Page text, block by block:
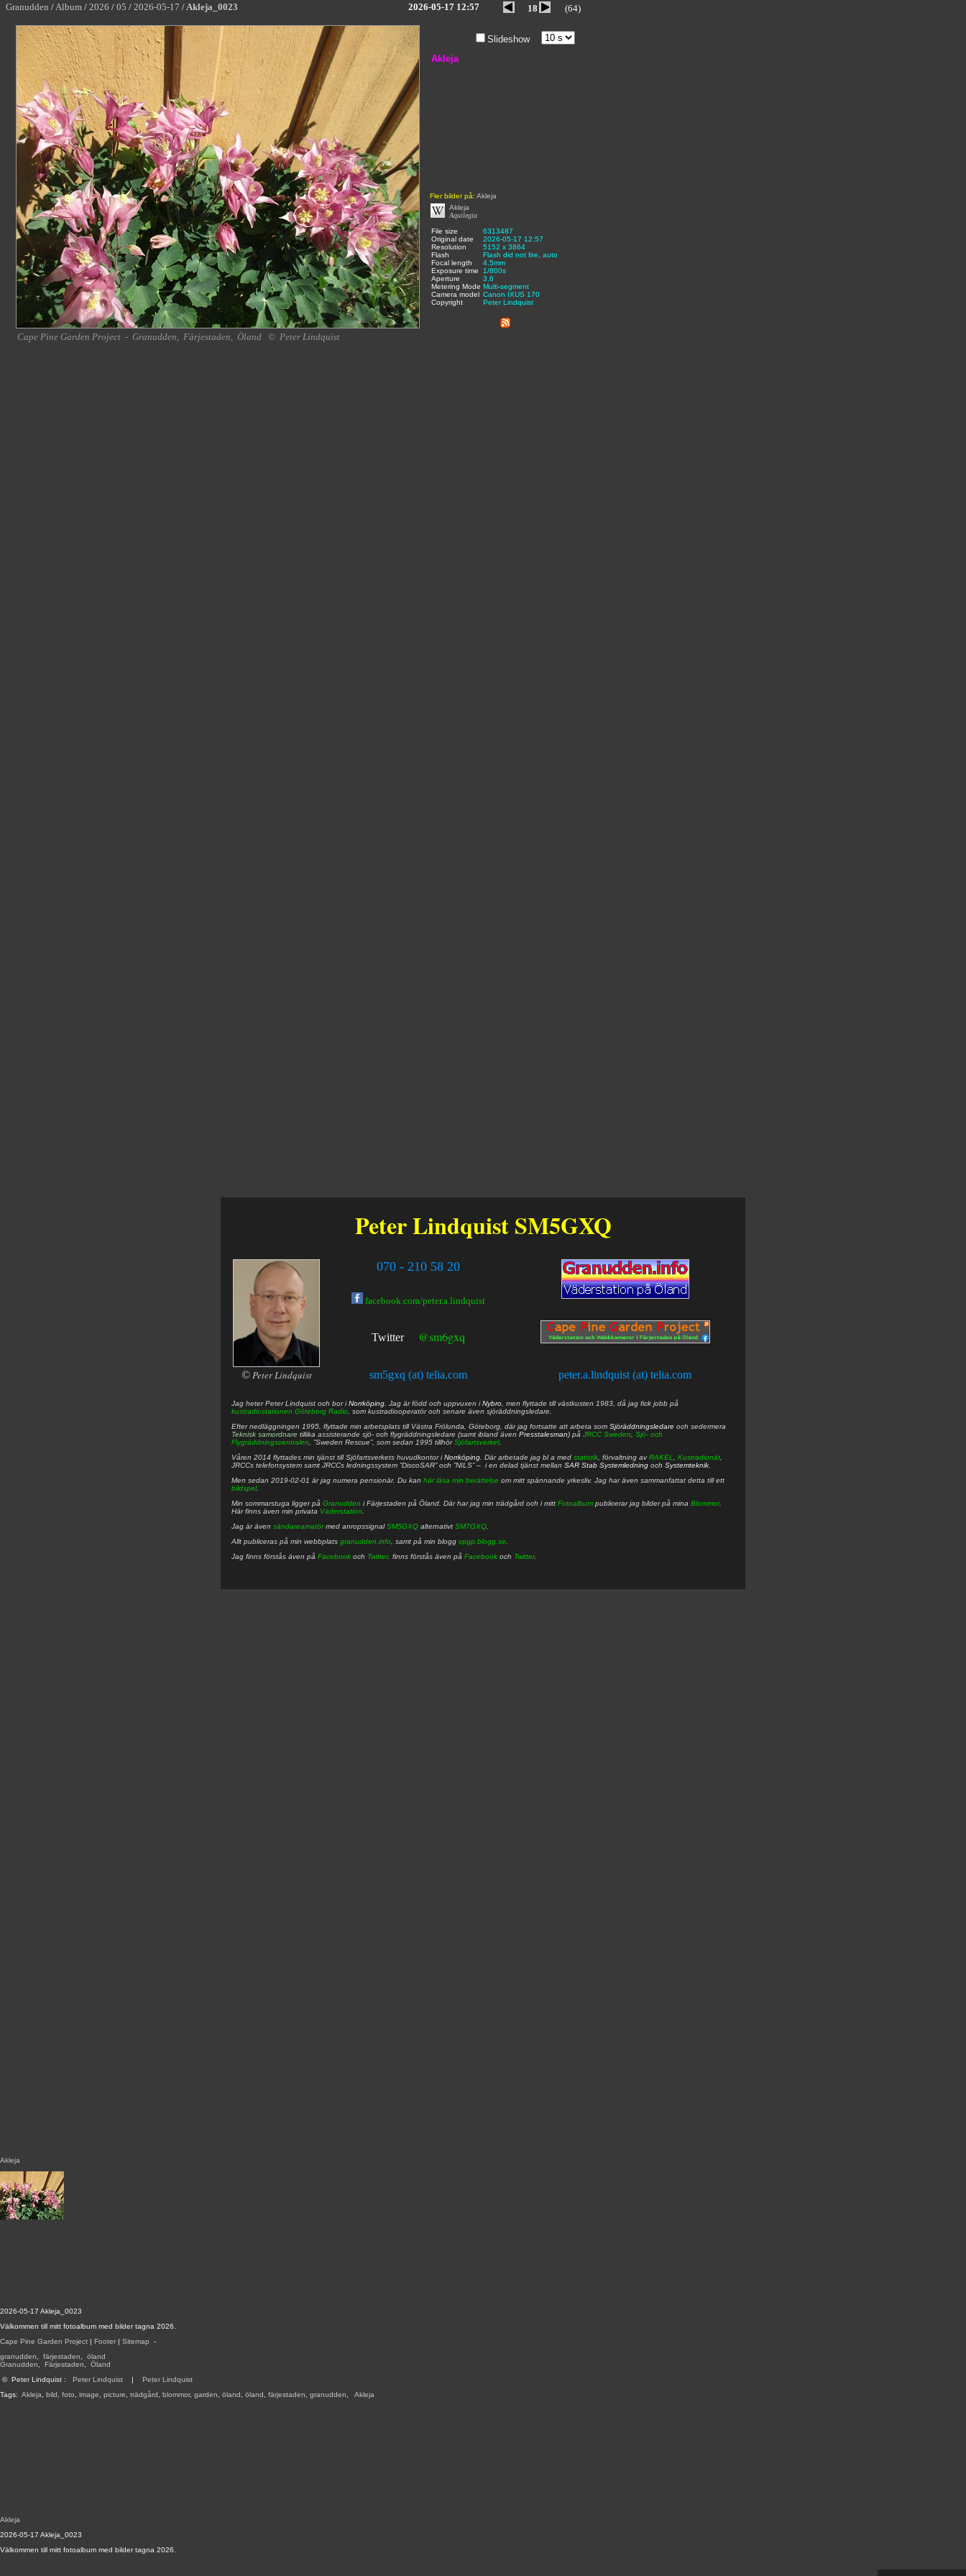
Granudden /Album / 2026 / 05 / 2026-05-17 /Akleja_0023 2026-05-17 12:57 18 (64)
Slideshow
Akleja
2026-05-17 Akleja_0023
Välkommen till mitt fotoalbum med bilder tagna 2026.
Cape Pine Garden Project | Footer | Sitemap -
granudden
färjestaden
öland
Granudden
Färjestaden
Öland
© Peter Lindquist : Peter Lindquist | Peter Lindquist
Tags: Akleja bild foto image picture trädgård blommor, garden öland öland färjestaden granudden Akleja
Akleja
Fler bilder på: Akleja
Akleja
Aquilegia
File size
6313487
Original date
2026-05-17 12:57
Resolution
5152 x 3864
Flash
Flash did not fire, auto
Focal length
4.5mm
Exposure time
1/800s
Aperture
3.6
Metering Mode Multi-segment
Camera model Canon IXUS 170
Copyright
Peter Lindquist
Akleja
2026-05-17 Akleja_0023
Välkommen till mitt fotoalbum med bilder tagna 2026.
Cape Pine Garden Project - Granudden, Färjestaden, Öland © Peter Lindquist
Peter Lindquist SM5GXQ
© Peter Lindquist
070 - 210 58 20
facebook.com/peter.a.lindquist
Twitter @sm6gxq
sm5gxq (at) telia.com peter.a.lindquist (at) telia.com
Jag heterPeter Lindquist och bor iNorrköping . Jag är född och uppvuxen iNybro , men flyttade till västkusten 1983, då jag fick jobb på
kustradiostationen Göteborg Radio , som kustradiooperatör och senare även sjöräddningsledare.
Efter nedläggningen 1995, flyttade min arbetsplats till Västra Frölunda, Göteborg, där jag fortsatte att arbeta som Sjöräddningsledare och sedermera
Teknisk samordnare tillika assisterande sjö- och flygräddningsledare (samt ibland även Presstalesman) på JRCC Sweden
Sjö- och
Flygräddningscentralen , ”Sweden Rescue”, som sedan 1995 tillhörSjöfartsverket
Våren 2014 flyttades min tjänst till Sjöfartsverkets huvudkontor iNorrköping . Där arbetade jag bl a med statistik , förvaltning avRAKEL Kustradionät
JRCCs telefonsystem samt JRCCs ledningssystem ”DiscoSAR” och ”NILS” – i en delad tjänst mellan SAR Stab Systemledning och Systemteknik
Men sedan 2019-02-01 är jag numera pensionär. Du kan här läsa min berättelse om mitt spännande yrkesliv. Jag har även sammanfattat detta till ett
bildspel.
Min sommarstuga ligger på Granudden i Färjestaden på Öland. Där har jag min trädgård och i mitt Fotoalbum publicerar jag bilder på mina Blommor.
Här finns även min privata Väderstation
Jag är även sändareamatörmed anropssignalSM5GXQ alternativt SM7GXQ
Allt publiceras på min webbplats granudden.info , samt på min blogg cpgp.blogg.se
Jag finns förstås även på Facebook och Twitter. finns förstås även på Facebook och Twitter.